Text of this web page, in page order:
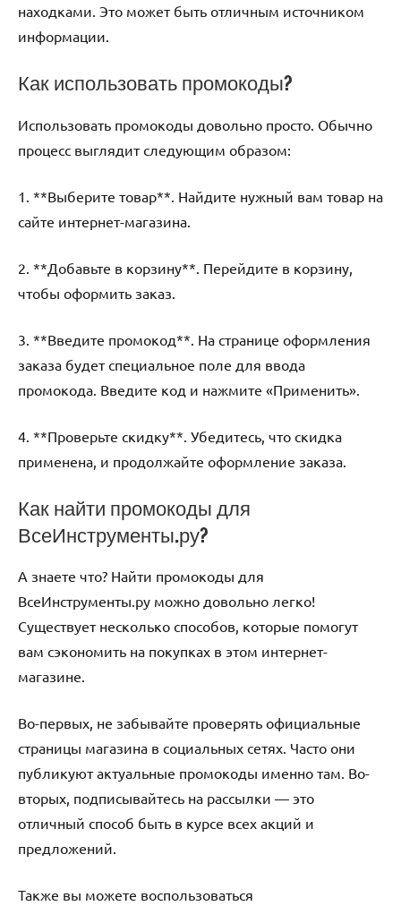
находками. Это может быть отличным источником
информации.
Как использовать промокоды?
Использовать промокоды довольно просто. Обычно
процесс выглядит следующим образом:
1. **Выберите товар**. Найдите нужный вам товар на
сайте интернет-магазина.
2. **Добавьте в корзину**. Перейдите в корзину,
чтобы оформить заказ.
3. **Введите промокод**. На странице оформления
заказа будет специальное поле для ввода
промокода. Введите код и нажмите «Применить».
4. **Проверьте скидку**. Убедитесь, что скидка
применена, и продолжайте оформление заказа.
Как найти промокоды для
ВсеИнструменты.ру?
А знаете что? Найти промокоды для
ВсеИнструменты.ру можно довольно легко!
Существует несколько способов, которые помогут
вам сэкономить на покупках в этом интернет-
магазине.
Во-первых, не забывайте проверять официальные
страницы магазина в социальных сетях. Часто они
публикуют актуальные промокоды именно там. Во-
вторых, подписывайтесь на рассылки — это
отличный способ быть в курсе всех акций и
предложений.
Также вы можете воспользоваться